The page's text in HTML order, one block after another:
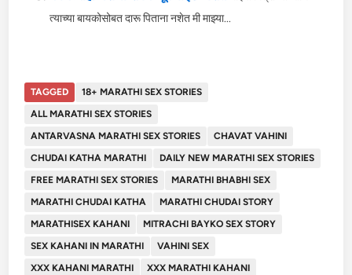
त्याच्या बायकोसोबत दारू पिताना नशेत मी माझ्या...
TAGGED
18+ MARATHI SEX STORIES
ALL MARATHI SEX STORIES
ANTARVASNA MARATHI SEX STORIES
CHAVAT VAHINI
CHUDAI KATHA MARATHI
DAILY NEW MARATHI SEX STORIES
FREE MARATHI SEX STORIES
MARATHI BHABHI SEX
MARATHI CHUDAI KATHA
MARATHI CHUDAI STORY
MARATHISEX KAHANI
MITRACHI BAYKO SEX STORY
SEX KAHANI IN MARATHI
VAHINI SEX
XXX KAHANI MARATHI
XXX MARATHI KAHANI